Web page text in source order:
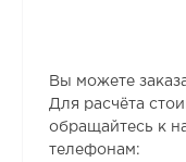
Вы можете
Для расчёта
обращайтесь к
телефонам: